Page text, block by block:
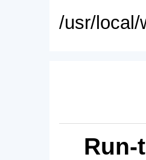
/usr/local/
Run-